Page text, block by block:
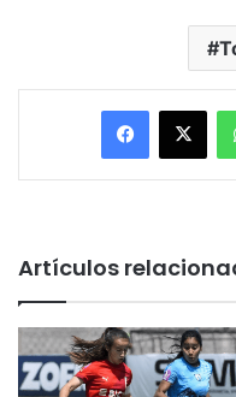
Facebook
X
Artículos